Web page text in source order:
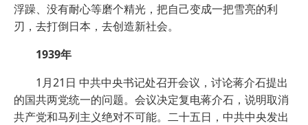
浮躁、没有耐心等磨个精光，把自己变成一把雪亮的利
刃，去打倒日本，去创造新社会。
1939年
1月21日 中共中央书记处召开会议，讨论蒋介石提出
的国共两党统一的问题。会议决定复电蒋介石，说明取消
共产党和马列主义绝对不可能。二十五日，中共中央发出